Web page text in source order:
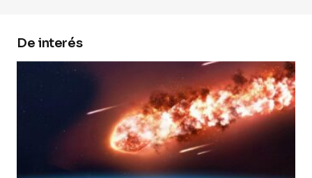
Your Name
Your E-mail*
Guarda mi nombre, correo electrónico y web en
este navegador para la próxima vez que
comente.
De interés